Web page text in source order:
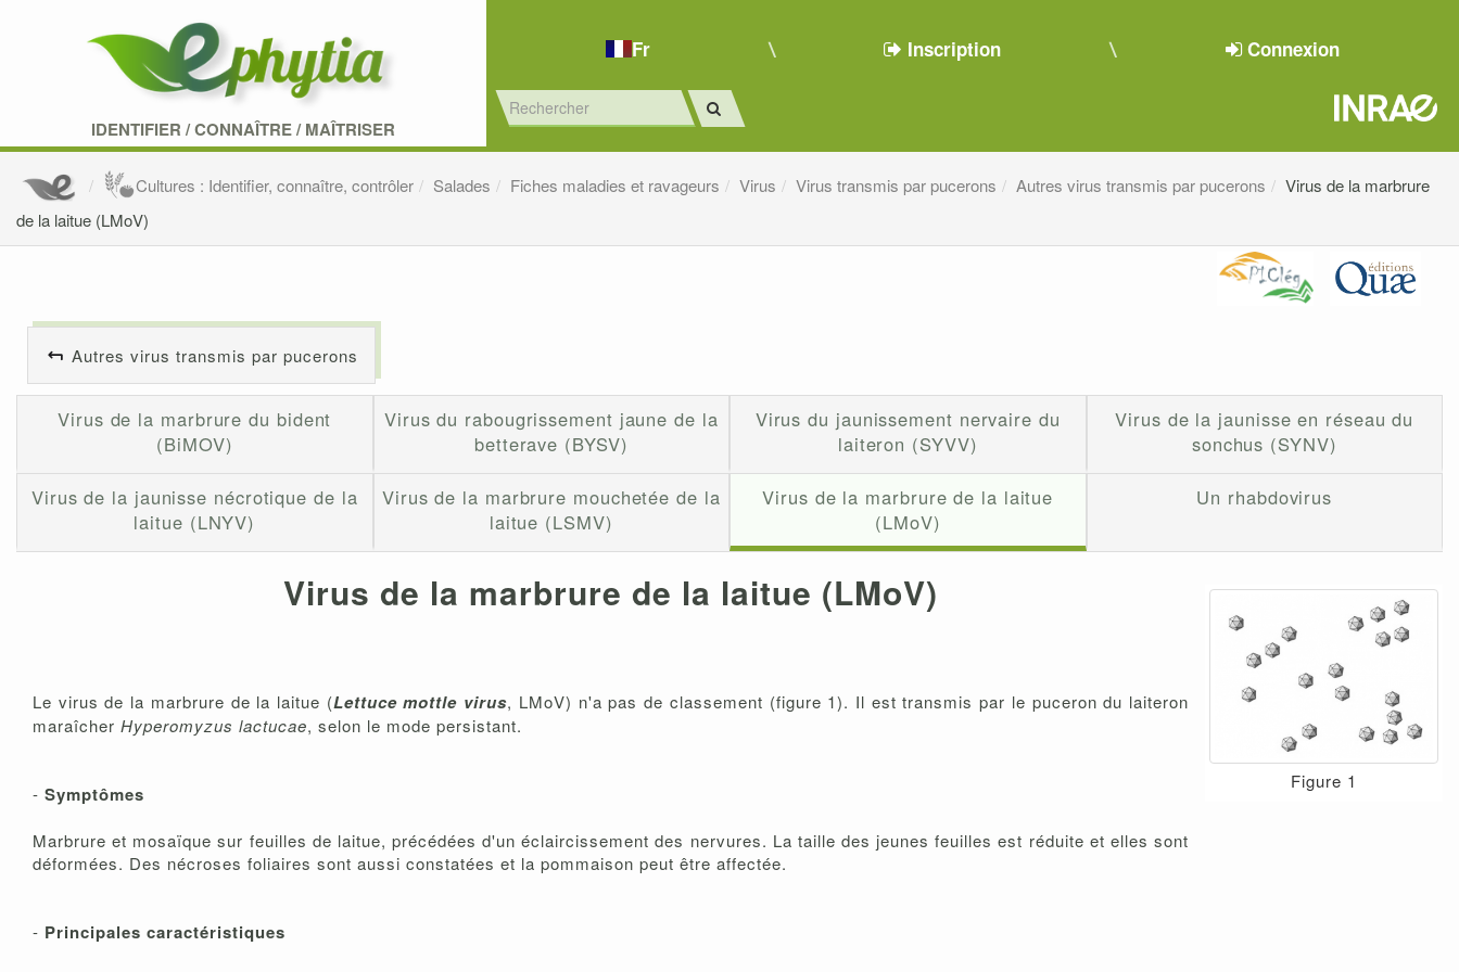
IDENTIFIER /CONNAÎTRE/MAÎTRISER
Fr Inscription Connexion
Cultures : Identifier, connaître, contrôler Salades Fiches maladies et ravageurs Virus Virus transmis par pucerons Autres virus transmis par pucerons
Virus de la marbrure
de la laitue (LMoV)
Autres virus transmis par pucerons
Virus de la marbrure du bident
(BiMOV)
Virus du rabougrissement jaune de la
betterave (BYSV)
Virus du jaunissement nervaire du
laiteron (SYVV)
Virus de la jaunisse en réseau du
sonchus (SYNV)
Virus de la jaunisse nécrotique de la
laitue (LNYV)
Virus de la marbrure mouchetée de la
laitue (LSMV)
Virus de la marbrure de la laitue
(LMoV)
Un rhabdovirus
Virus de la marbrure de la laitue (LMoV)
Le virus de la marbrure de la laitue (Lettuce mottle virus, LMoV) n'a pas de classement (figure 1). Il est transmis par le puceron du laiteron
maraîcher Hyperomyzus lactucae, selon le mode persistant.
- Symptômes
Marbrure et mosaïque sur feuilles de laitue, précédées d'un éclaircissement des nervures. La taille des jeunes feuilles est réduite et elles sont
déformées. Des nécroses foliaires sont aussi constatées et la pommaison peut être affectée.
- Principales caractéristiques
Figure 1